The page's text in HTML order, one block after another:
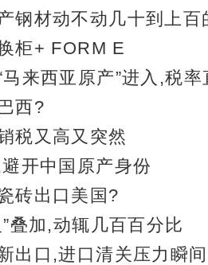
钢材动不动几十到上百
柜+ FORM E
来西亚原产”进入,税
西?
税又高又突然
开中国原产身份
砖出口美国?
叠加,动辄几百百分比
出口,进口清关压力瞬